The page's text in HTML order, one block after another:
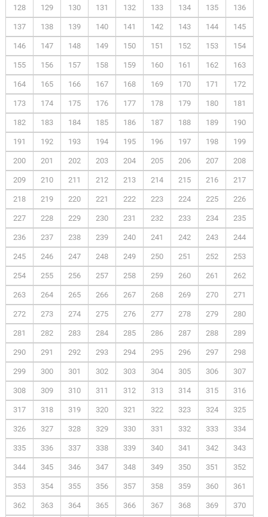
128 129 130 131 132 133 134 135 136
137 138 139 140 141 142 143 144 145
146 147 148 149 150 151 152 153 154
155 156 157 158 159 160 161 162 163
164 165 166 167 168 169 170 171 172
173 174 175 176 177 178 179 180 181
182 183 184 185 186 187 188 189 190
191 192 193 194 195 196 197 198 199
200 201 202 203 204 205 206 207 208
209 210 211 212 213 214 215 216 217
218 219 220 221 222 223 224 225 226
227 228 229 230 231 232 233 234 235
236 237 238 239 240 241 242 243 244
245 246 247 248 249 250 251 252 253
254 255 256 257 258 259 260 261 262
263 264 265 266 267 268 269 270 271
272 273 274 275 276 277 278 279 280
281 282 283 284 285 286 287 288 289
290 291 292 293 294 295 296 297 298
299 300 301 302 303 304 305 306 307
308 309 310 311 312 313 314 315 316
317 318 319 320 321 322 323 324 325
326 327 328 329 330 331 332 333 334
335 336 337 338 339 340 341 342 343
344 345 346 347 348 349 350 351 352
353 354 355 356 357 358 359 360 361
362 363 364 365 366 367 368 369 370